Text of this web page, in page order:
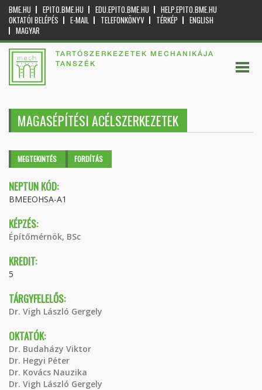
BME.HU EPITO.BME.HU EDU.EPITO.BME.HU
HELP.EPITO.BME.HU
OKTATÓI BELÉPÉS
E-MAIL TELEFONKÖNYV TÉRKÉP
ENGLISH
MAGYAR
TARTÓSZERKEZETEK MECHANIKÁJA
TANSZÉK
MAGASÉPÍTÉSI ACÉLSZERKEZETEK
Elsődleges fülek
MEGTEKINTÉS (AKTÍVFORDÍTÁS
NEPTUN KÓD:
BMEEOHSA-A1
KÉPZÉS:
Építőmérnök, BSc
KREDIT:
5
TÁRGYFELELŐS:
Dr. Vigh László Gergely
OKTATÓK:
Dr. Budaházy Viktor
Dr. Hegyi Péter
Dr. Kovács Nauzika
Dr. Vigh László Gergely